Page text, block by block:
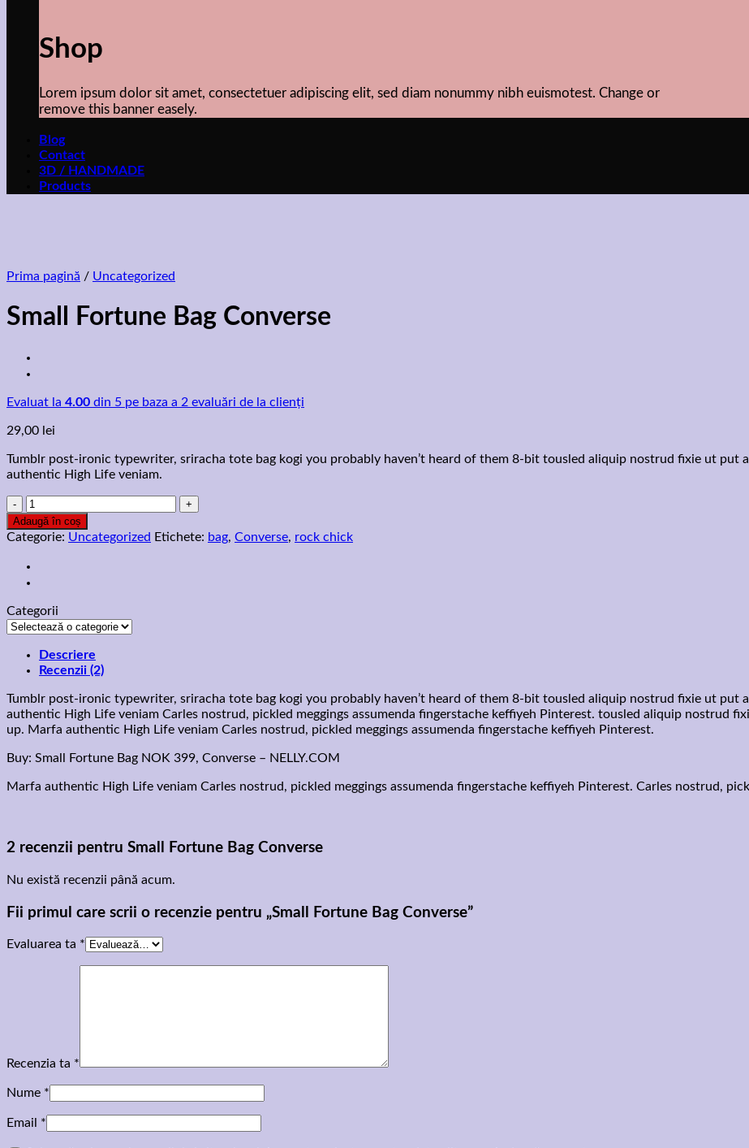
Shop
Lorem ipsum dolor sit amet, consectetuer adipiscing elit, sed diam nonummy nibh euismotest. Change or
remove this banner easely.
Blog
Contact
3D / HANDMADE
Products
Prima pagină / Uncategorized
Small Fortune Bag Converse
Evaluat la 4.00 din 5 pe baza a 2 evaluări de la clienți
29,00 lei
Tumblr post-ironic typewriter, sriracha tote bag kogi you probably haven’t heard of them 8-bit tousled aliquip nostrud fixie ut put
authentic High Life veniam.
Cantitate
Small
Fortune
Converse
Adaugă în coș
Categorie: Uncategorized Etichete: bag, Converse, rock chick
Categorii
Categorii
Descriere
Recenzii (2)
Tumblr post-ironic typewriter, sriracha tote bag kogi you probably haven’t heard of them 8-bit tousled aliquip nostrud fixie ut put
authentic High Life veniam Carles nostrud, pickled meggings assumenda fingerstache keffiyeh Pinterest. tousled aliquip nostrud
up. Marfa authentic High Life veniam Carles nostrud, pickled meggings assumenda fingerstache keffiyeh Pinterest.
Buy: Small Fortune Bag NOK 399, Converse – NELLY.COM
Marfa authentic High Life veniam Carles nostrud, pickled meggings assumenda fingerstache keffiyeh Pinterest. Carles nostrud,
2 recenzii pentru Small Fortune Bag Converse
Nu există recenzii până acum.
Fii primul care scrii o recenzie pentru „Small Fortune Bag Converse”
Evaluarea ta *
Recenzia ta *
Nume *
Email *